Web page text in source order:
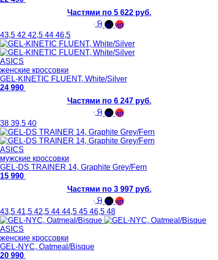
Частями по 5 622 руб.
43,5 42 42,5 44 46,5
ASICS
женские кроссовки
GEL-KINETIC FLUENT, White/Silver
24 990
Частями по 6 247 руб.
38 39,5 40
ASICS
мужские кроссовки
GEL-DS TRAINER 14, Graphite Grey/Fern
15 990
Частями по 3 997 руб.
43,5 41,5 42,5 44 44,5 45 46,5 48
ASICS
женские кроссовки
GEL-NYC, Oatmeal/Bisque
20 990